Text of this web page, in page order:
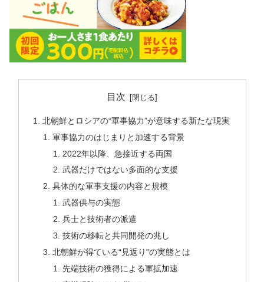
目次
北朝鮮とロシアの“軍事協力”が意味する新たな現実
軍事協力のはじまりと加速する背景
2022年以降、急接近する両国
武器だけではない多面的な支援
具体的な軍事支援の内容と規模
武器供与の実態
兵士と技術者の派遣
技術の移転と共同開発の兆し
北朝鮮が得ている“見返り”の実態とは
先端技術の獲得による軍拡加速